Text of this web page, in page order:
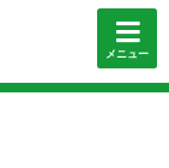
メニュー